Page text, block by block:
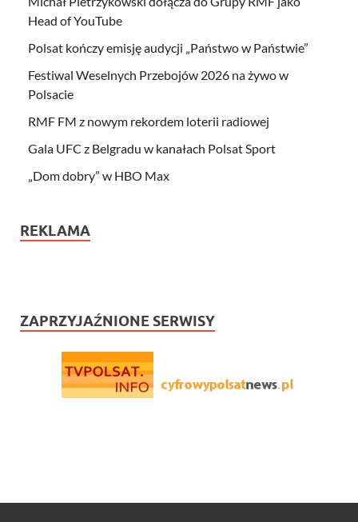
Head of YouTube
Polsat kończy emisję audycji „Państwo w Państwie”
Festiwal Weselnych Przebojów 2026 na żywo w
Polsacie
RMF FM z nowym rekordem loterii radiowej
Gala UFC z Belgradu w kanałach Polsat Sport
„Dom dobry” w HBO Max
REKLAMA
ZAPRZYJAŹNIONE SERWISY